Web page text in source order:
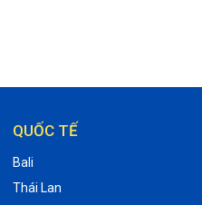
QUỐC TẾ
Bali
Thái Lan